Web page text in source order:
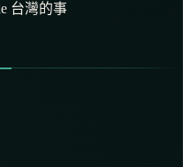
台灣的事